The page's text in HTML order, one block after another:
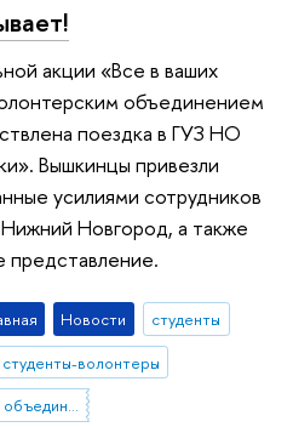
акции «Все в ваших
объединением
поездка в ГУЗ НО
Вышкинцы привезли
усилиями сотрудников
Новгород, а также
представление.
Новости
студенты
студенты-волонтеры
студенческое волонтерское объединение "КоМоТоС"